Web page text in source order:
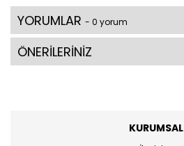
YORUMLAR - 0 yorum
ÖNERİLERİNİZ
KURUMSAL